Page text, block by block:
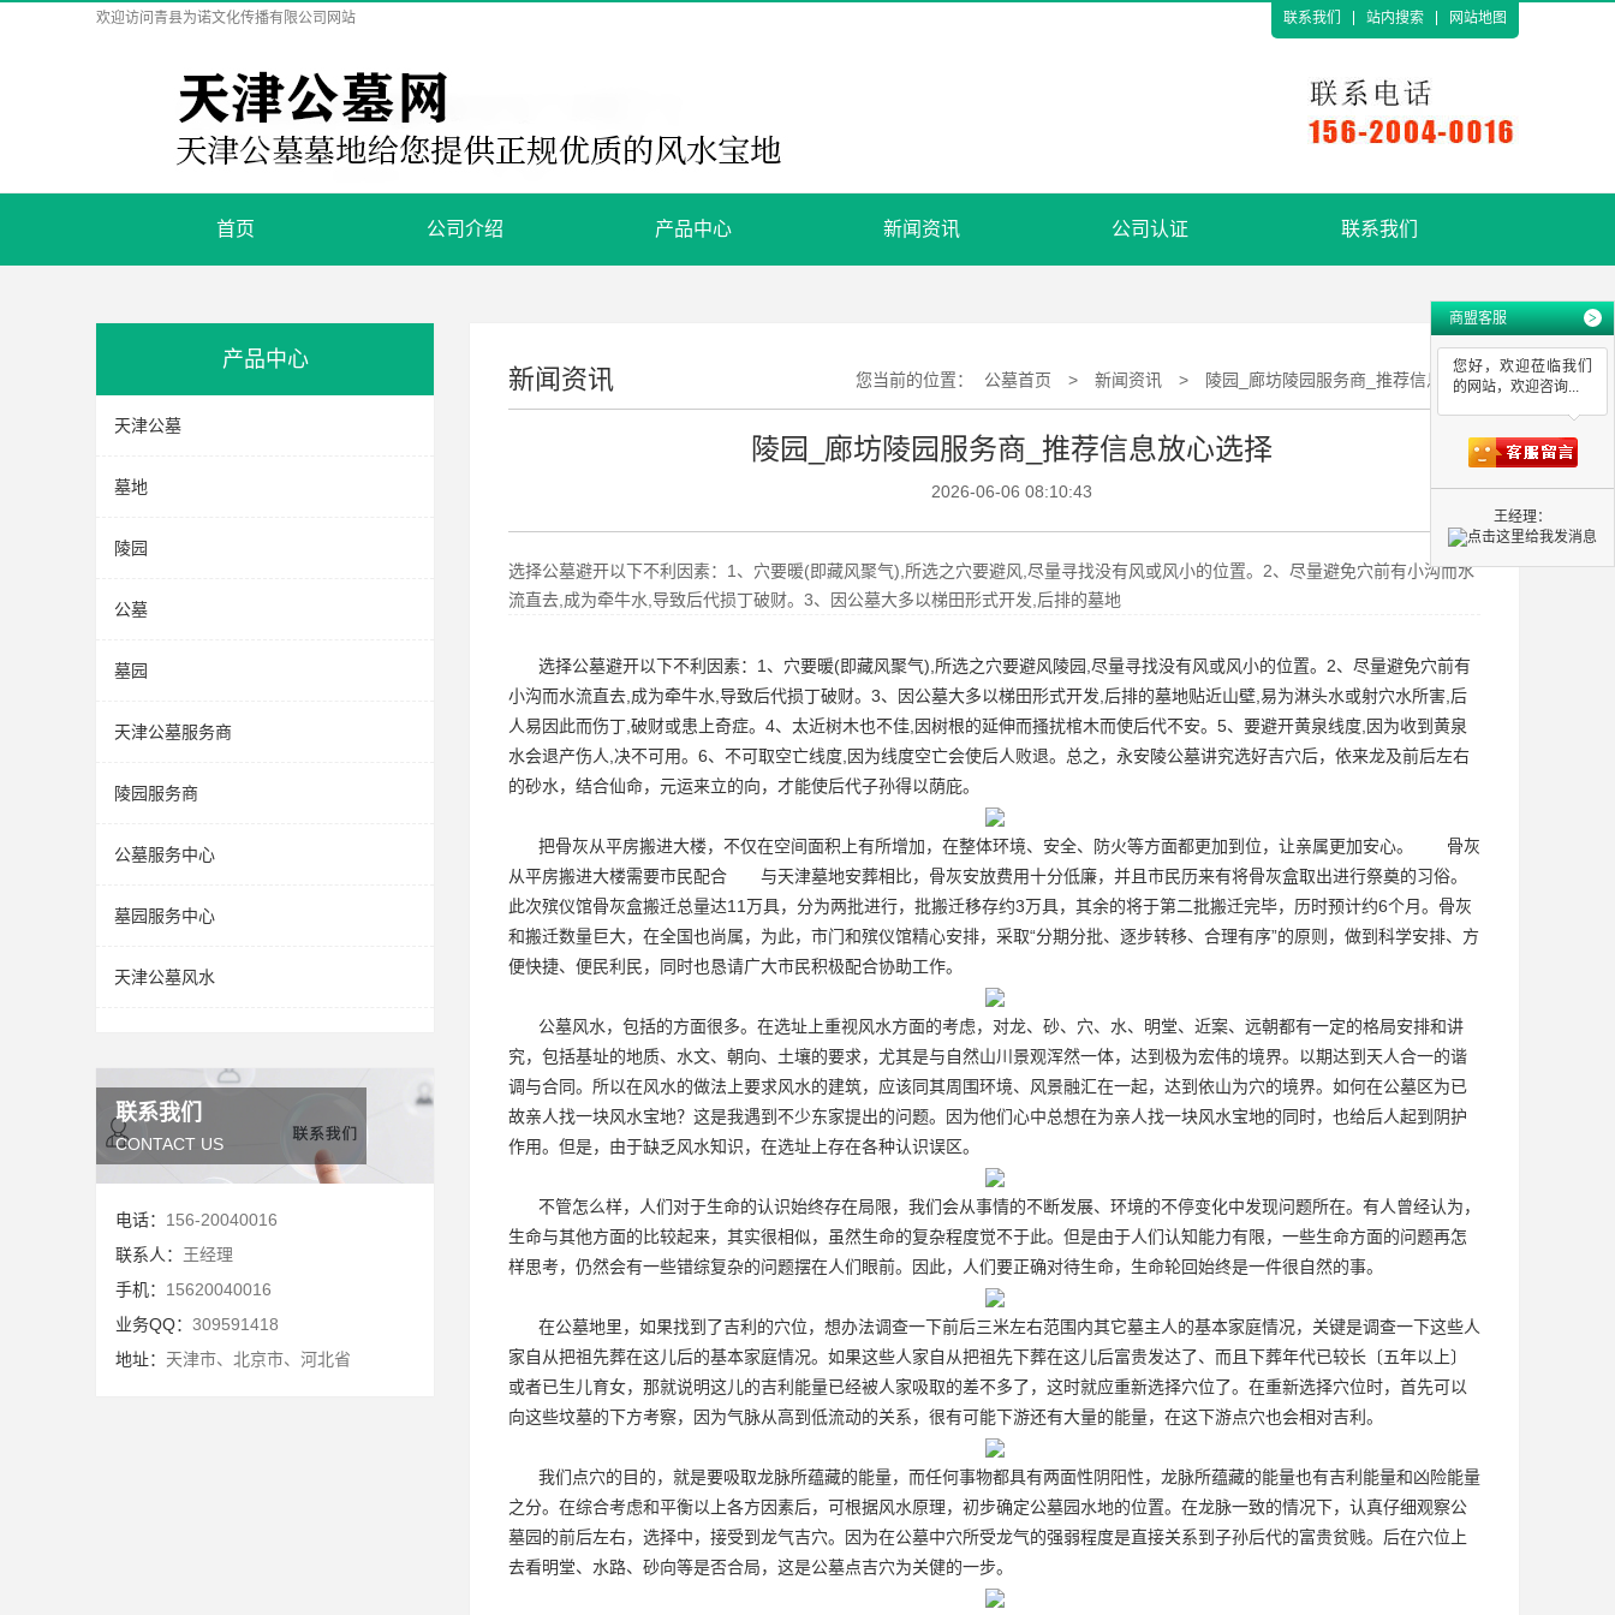
欢迎访问 青县为诺文化传播有限公司 网站 联系我们 站内搜索 网站地图
首页 公司介绍 产品中心 新闻资讯 公司认证 联系我们
产品中心
天津公墓
墓地
陵园
公墓
墓园
天津公墓服务商
陵园服务商
公墓服务中心
墓园服务中心
天津公墓风水
联系我们
CONTACT US
电话： 156-20040016
联系人： 王经理
手机： 15620040016
业务QQ： 309591418
地址： 天津市、北京市、河北省
新闻资讯 您当前的位置： 公墓首页 > 新闻资讯 > 陵园_廊坊陵园服务商_推荐信息放心选择
陵园_廊坊陵园服务商_推荐信息放心选择
2026-06-06 08:10:43
选择公墓避开以下不利因素：1、穴要暖(即藏风聚气),所选之穴要避风,尽量寻找没有风或风小的位置。2、尽量避免穴前有小沟而水
流直去,成为牵牛水,导致后代损丁破财。3、因公墓大多以梯田形式开发,后排的墓地
选择公墓避开以下不利因素：1、穴要暖(即藏风聚气),所选之穴要避风 陵园 ,尽量寻找没有风或风小的位置。2、尽量避免穴前有
小沟而水流直去,成为牵牛水,导致后代损丁破财。3、因公墓大多以梯田形式开发,后排的墓地贴近山壁,易为淋头水或射穴水所害,后
人易因此而伤丁,破财或患上奇症。4、太近树木也不佳,因树根的延伸而搔扰棺木而使后代不安。5、要避开黄泉线度,因为收到黄泉
水会退产伤人,决不可用。6、不可取空亡线度,因为线度空亡会使后人败退。总之，永安陵公墓讲究选好吉穴后，依来龙及前后左右
的砂水，结合仙命，元运来立的向，才能使后代子孙得以荫庇。
把骨灰从平房搬进大楼，不仅在空间面积上有所增加，在整体环境、安全、防火等方面都更加到位，让亲属更加安心。 骨灰
从平房搬进大楼需要市民配合 与天津墓地安葬相比，骨灰安放费用十分低廉，并且市民历来有将骨灰盒取出进行祭奠的习俗。
此次殡仪馆骨灰盒搬迁总量达11万具，分为两批进行，批搬迁移存约3万具，其余的将于第二批搬迁完毕，历时预计约6个月。骨灰
和搬迁数量巨大，在全国也尚属，为此，市门和殡仪馆精心安排，采取“分期分批、逐步转移、合理有序”的原则，做到科学安排、方
便快捷、便民利民，同时也恳请广大市民积极配合协助工作。
公墓风水，包括的方面很多。在选址上重视风水方面的考虑，对龙、砂、穴、水、明堂、近案、远朝都有一定的格局安排和讲
究，包括基址的地质、水文、朝向、土壤的要求，尤其是与自然山川景观浑然一体，达到极为宏伟的境界。以期达到天人合一的谐
调与合同。所以在风水的做法上要求风水的建筑，应该同其周围环境、风景融汇在一起，达到依山为穴的境界。如何在公墓区为已
故亲人找一块风水宝地？这是我遇到不少东家提出的问题。因为他们心中总想在为亲人找一块风水宝地的同时，也给后人起到阴护
作用。但是，由于缺乏风水知识，在选址上存在各种认识误区。
不管怎么样，人们对于生命的认识始终存在局限，我们会从事情的不断发展、环境的不停变化中发现问题所在。有人曾经认为，
生命与其他方面的比较起来，其实很相似，虽然生命的复杂程度觉不于此。但是由于人们认知能力有限，一些生命方面的问题再怎
样思考，仍然会有一些错综复杂的问题摆在人们眼前。因此，人们要正确对待生命，生命轮回始终是一件很自然的事。
在公墓地里，如果找到了吉利的穴位，想办法调查一下前后三米左右范围内其它墓主人的基本家庭情况，关键是调查一下这些人
家自从把祖先葬在这儿后的基本家庭情况。如果这些人家自从把祖先下葬在这儿后富贵发达了、而且下葬年代已较长〔五年以上〕
或者已生儿育女，那就说明这儿的吉利能量已经被人家吸取的差不多了，这时就应重新选择穴位了。在重新选择穴位时，首先可以
向这些坟墓的下方考察，因为气脉从高到低流动的关系，很有可能下游还有大量的能量，在这下游点穴也会相对吉利。
我们点穴的目的，就是要吸取龙脉所蕴藏的能量，而任何事物都具有两面性阴阳性，龙脉所蕴藏的能量也有吉利能量和凶险能量
之分。在综合考虑和平衡以上各方因素后，可根据风水原理，初步确定公墓园水地的位置。在龙脉一致的情况下，认真仔细观察公
墓园的前后左右，选择中，接受到龙气吉穴。因为在公墓中穴所受龙气的强弱程度是直接关系到子孙后代的富贵贫贱。后在穴位上
去看明堂、水路、砂向等是否合局，这是公墓点吉穴为关健的一步。
商盟客服 >
您好，欢迎莅临我们
的网站，欢迎咨询...
王经理：